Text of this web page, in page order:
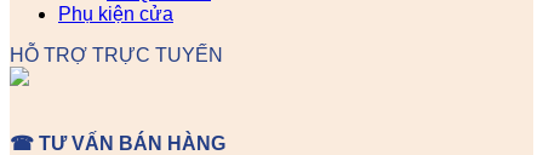
Phụ kiện cửa
HỖ TRỢ TRỰC TUYẾN
☎ TƯ VẤN BÁN HÀNG